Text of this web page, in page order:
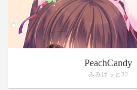
PeachCandy
みみけっと32